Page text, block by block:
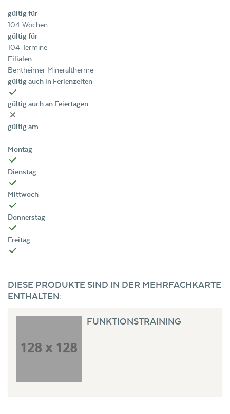
gültig für
104 Wochen
gültig für
104 Termine
Filialen
Bentheimer Mineraltherme
gültig auch in Ferienzeiten
gültig auch an Feiertagen
gültig am
Montag
Dienstag
Mittwoch
Donnerstag
Freitag
DIESE PRODUKTE SIND IN DER MEHRFACHKARTE
ENTHALTEN:
FUNKTIONSTRAINING